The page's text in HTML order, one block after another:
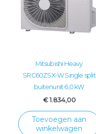
Mitsubishi Heavy
SRC60ZSX-W Single split
buitenunit 6,0 kW
€1.834,00
Toevoegen aan
winkelwagen